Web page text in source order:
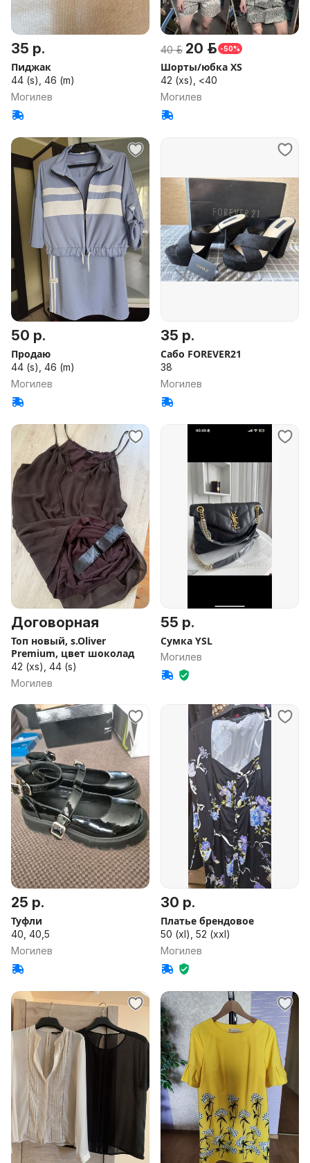
35 р.
Пиджак
44 (s), 46 (m)
Могилев
40 р. 20 р. -50%
Шорты/юбка XS
42 (xs), <40
Могилев
50 р.
Продаю
44 (s), 46 (m)
Могилев
35 р.
Сабо FOREVER21
38
Могилев
Договорная
Топ новый, s.Oliver
Premium, цвет шоколад
42 (xs), 44 (s)
Могилев
55 р.
Сумка YSL
Могилев
25 р.
Туфли
40, 40,5
Могилев
30 р.
Платье брендовое
50 (xl), 52 (xxl)
Могилев